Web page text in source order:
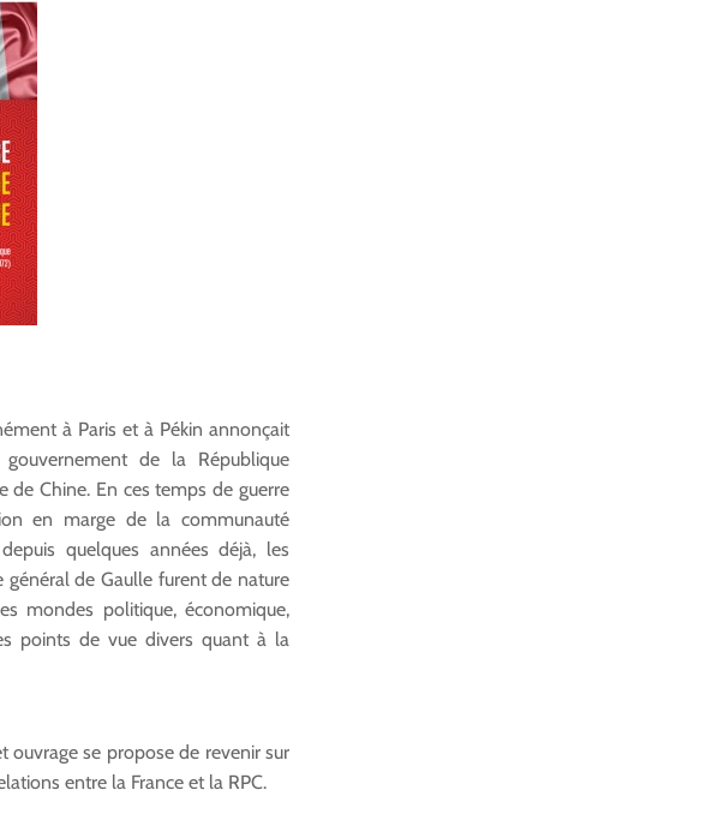
à Paris et à Pékin annonçait
de la République
de Chine. En ces temps de guerre
en marge de la communauté
quelques années déjà, les
de Gaulle furent de nature
mondes politique, économique,
points de vue divers quant à la
ouvrage se propose de revenir sur
entre la France et la RPC.